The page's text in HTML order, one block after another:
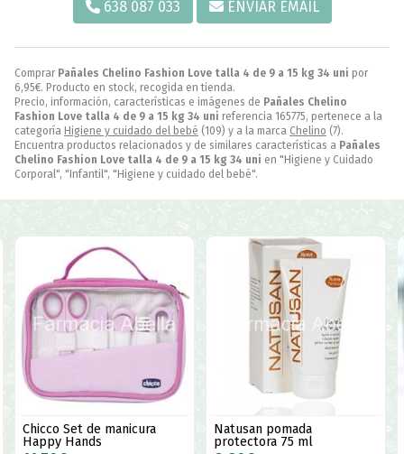
Comprar Pañales Chelino Fashion Love talla 4 de 9 a 15 kg 34 uni por
6,95€. Producto en stock, recogida en tienda.
Precio, información, características e imágenes de Pañales Chelino
Fashion Love talla 4 de 9 a 15 kg 34 uni referencia 165775, pertenece a la
categoría Higiene y cuidado del bebé (109) y a la marca Chelino (7).
Encuentra productos relacionados y de similares características a Pañales
Chelino Fashion Love talla 4 de 9 a 15 kg 34 uni en "Higiene y Cuidado
Corporal", "Infantil", "Higiene y cuidado del bebé".
638 087 033 ENVIAR EMAIL
Natusan pomada
protectora 75 ml
Pañales Chelino Fashion
Love talla 3 de 4 a 10 kg 36